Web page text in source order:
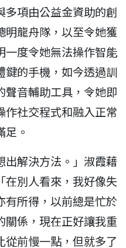
項由公益金資助的創
明龍舟隊，以至令她獲
一度令她無法操作智能
的手機，如今透過訓
聲音輔助工具，令她即
作社交程式和融入正常
足。
出解決方法。」淑霞藉
在別人看來，我好像失
有所得，以前總是忙於
關係，現在正好讓我重
從前慢一點，但就多了